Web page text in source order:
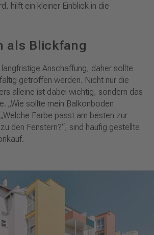
hilft ein kleiner Einblick in die
als Blickfang
langfristige Anschaffung, daher sollte
getroffen werden. Nicht nur die
alleine ist dabei wichtig, sondern das
„Wie sollte mein Balkonboden
Farbe passt am besten zur
den Fenstern?“, sind häufig gestellte